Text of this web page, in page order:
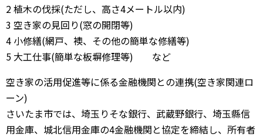
2 植木の伐採(ただし、高さ4メートル以内)
3 空き家の見回り(窓の開閉等)
4 小修繕(網戸、襖、その他の簡単な修繕等)
5 大工仕事(簡単な板塀修理等) など
空き家の活用促進等に係る金融機関との連携(空き家関連ロ
ーン)
さいたま市では、埼玉りそな銀行、武蔵野銀行、埼玉縣信
用金庫、城北信用金庫の4金融機関と協定を締結し、所有者